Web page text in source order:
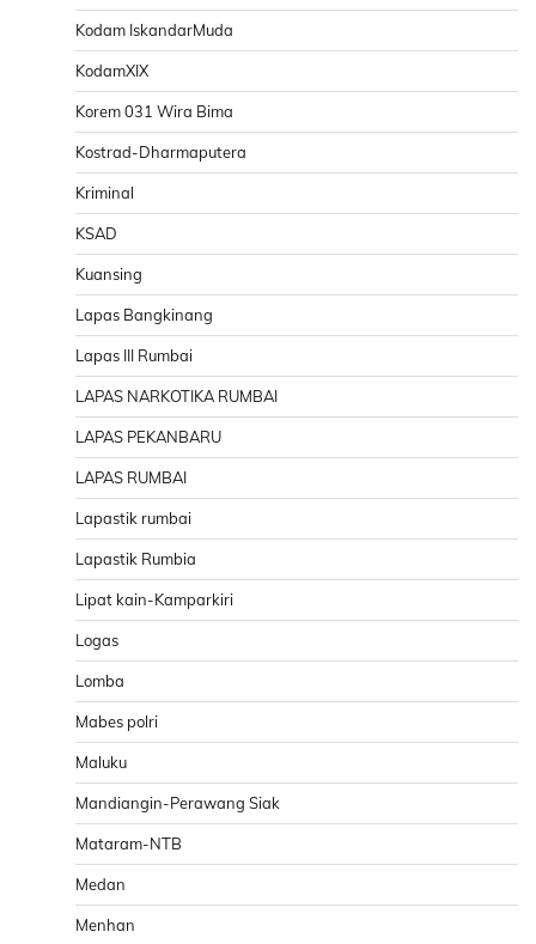
Kodam IskandarMuda
KodamXIX
Korem 031 Wira Bima
Kostrad-Dharmaputera
Kriminal
KSAD
Kuansing
Lapas Bangkinang
Lapas III Rumbai
LAPAS NARKOTIKA RUMBAI
LAPAS PEKANBARU
LAPAS RUMBAI
Lapastik rumbai
Lapastik Rumbia
Lipat kain-Kamparkiri
Logas
Lomba
Mabes polri
Maluku
Mandiangin-Perawang Siak
Mataram-NTB
Medan
Menhan